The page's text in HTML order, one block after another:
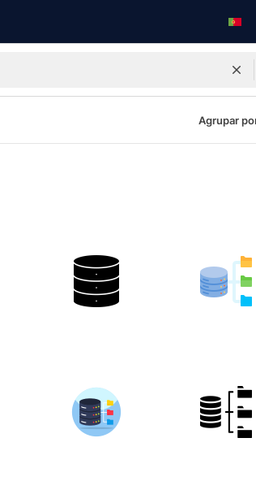
Agrupar